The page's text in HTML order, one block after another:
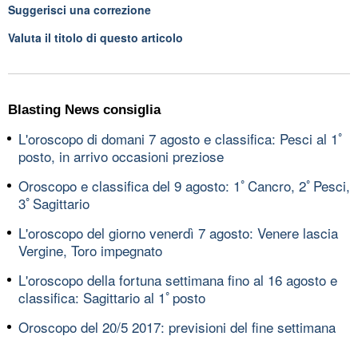
Suggerisci una correzione
Valuta il titolo di questo articolo
Blasting News consiglia
L'oroscopo di domani 7 agosto e classifica: Pesci al 1ﾟ
posto, in arrivo occasioni preziose
Oroscopo e classifica del 9 agosto: 1ﾟCancro, 2ﾟPesci,
3ﾟSagittario
L'oroscopo del giorno venerdì 7 agosto: Venere lascia
Vergine, Toro impegnato
L'oroscopo della fortuna settimana fino al 16 agosto e
classifica: Sagittario al 1ﾟposto
Oroscopo del 20/5 2017: previsioni del fine settimana